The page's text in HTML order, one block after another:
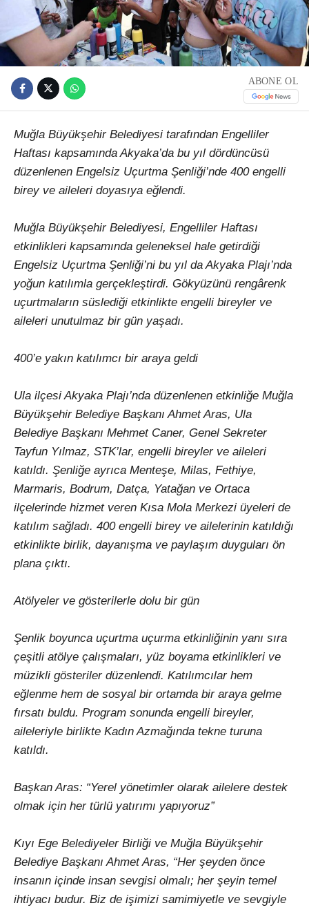
ABONE OL
Muğla Büyükşehir Belediyesi tarafından Engelliler
Haftası kapsamında Akyaka’da bu yıl dördüncüsü
düzenlenen Engelsiz Uçurtma Şenliği’nde 400 engelli
birey ve aileleri doyasıya eğlendi.
Muğla Büyükşehir Belediyesi, Engelliler Haftası
etkinlikleri kapsamında geleneksel hale getirdiği
Engelsiz Uçurtma Şenliği’ni bu yıl da Akyaka Plajı’nda
yoğun katılımla gerçekleştirdi. Gökyüzünü rengârenk
uçurtmaların süslediği etkinlikte engelli bireyler ve
aileleri unutulmaz bir gün yaşadı.
400’e yakın katılımcı bir araya geldi
Ula ilçesi Akyaka Plajı’nda düzenlenen etkinliğe Muğla
Büyükşehir Belediye Başkanı Ahmet Aras, Ula
Belediye Başkanı Mehmet Caner, Genel Sekreter
Tayfun Yılmaz, STK’lar, engelli bireyler ve aileleri
katıldı. Şenliğe ayrıca Menteşe, Milas, Fethiye,
Marmaris, Bodrum, Datça, Yatağan ve Ortaca
ilçelerinde hizmet veren Kısa Mola Merkezi üyeleri de
katılım sağladı. 400 engelli birey ve ailelerinin katıldığı
etkinlikte birlik, dayanışma ve paylaşım duyguları ön
plana çıktı.
Atölyeler ve gösterilerle dolu bir gün
Şenlik boyunca uçurtma uçurma etkinliğinin yanı sıra
çeşitli atölye çalışmaları, yüz boyama etkinlikleri ve
müzikli gösteriler düzenlendi. Katılımcılar hem
eğlenme hem de sosyal bir ortamda bir araya gelme
fırsatı buldu. Program sonunda engelli bireyler,
aileleriyle birlikte Kadın Azmağında tekne turuna
katıldı.
Başkan Aras: “Yerel yönetimler olarak ailelere destek
olmak için her türlü yatırımı yapıyoruz”
Kıyı Ege Belediyeler Birliği ve Muğla Büyükşehir
Belediye Başkanı Ahmet Aras, “Her şeyden önce
insanın içinde insan sevgisi olmalı; her şeyin temel
ihtiyacı budur. Biz de işimizi samimiyetle ve sevgiyle